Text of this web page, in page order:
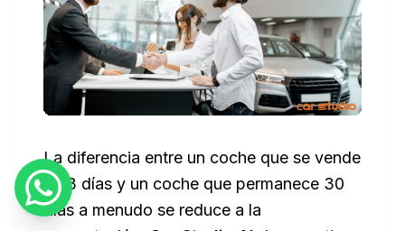
La diferencia entre un coche que se vende
en 3 días y un coche que permanece 30
días a menudo se reduce a la